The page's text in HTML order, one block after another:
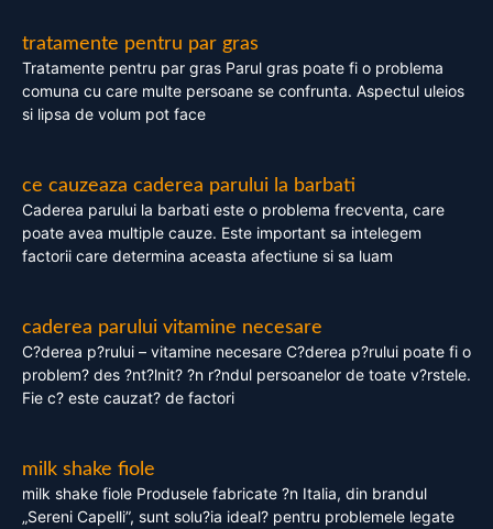
tratamente pentru par gras
Tratamente pentru par gras Parul gras poate fi o problema
comuna cu care multe persoane se confrunta. Aspectul uleios
si lipsa de volum pot face
ce cauzeaza caderea parului la barbati
Caderea parului la barbati este o problema frecventa, care
poate avea multiple cauze. Este important sa intelegem
factorii care determina aceasta afectiune si sa luam
caderea parului vitamine necesare
C?derea p?rului – vitamine necesare C?derea p?rului poate fi o
problem? des ?nt?lnit? ?n r?ndul persoanelor de toate v?rstele.
Fie c? este cauzat? de factori
milk shake fiole
milk shake fiole Produsele fabricate ?n Italia, din brandul
„Sereni Capelli”, sunt solu?ia ideal? pentru problemele legate